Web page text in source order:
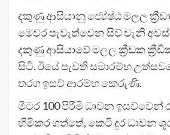
දකුණු ආසියානු ජ්‍යේෂ්ඨ මලල
මෙවර පැවැත්වෙන සිව් වැනි
දකුණු ආසියාවේ මලල ක්‍රීඩක
සිටි. ඊයේ පැවති සමාරම්භ
තරග ඉසව් ආරම්භ කෙරුණි.
මීටර 100 පිරිමි ධාවන ඉසව්වෙන්
හිමිකර ගත්තේ, කෙටි දුර ධාවන